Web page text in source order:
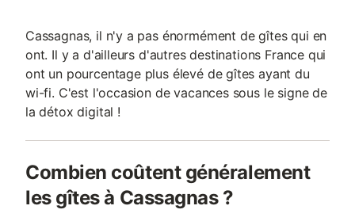
Cassagnas, il n'y a pas énormément de gîtes qui en
ont. Il y a d'ailleurs d'autres destinations France qui
ont un pourcentage plus élevé de gîtes ayant du
wi-fi. C'est l'occasion de vacances sous le signe de
la détox digital !
Combien coûtent généralement
les gîtes à Cassagnas ?